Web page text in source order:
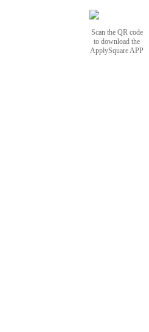
Scan the QR code
to download the
ApplySquare APP